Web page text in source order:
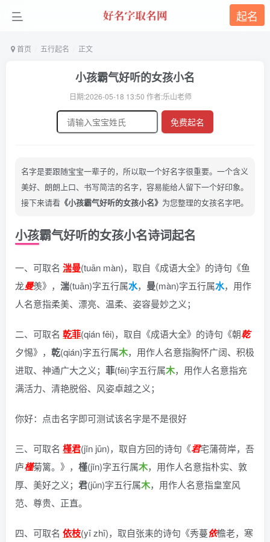
起名
首页 五行起名 正文
小孩霸气好听的女孩小名
日期:2026-05-18 13:50 作者:乐山老师
免费起名
名字是要跟随宝宝一辈子的，所以取一个好名字很重要。一个含义
美好、朗朗上口、书写简洁的名字，容易能给人留下一个好印象。
接下来请看 《小孩霸气好听的女孩小名》 为您整理的女孩名字吧。
小孩霸气好听的女孩小名诗词起名
一、可取名 湍曼(tuān màn)， 取自《成语大全》的诗句《鱼
龙曼羡》 ， 湍(tuān)字五行属水， 曼(màn)字五行属水，用作
人名意指柔美、漂亮、温柔、姿容曼妙之义；
二、可取名 乾菲(qián fēi)， 取自《成语大全》的诗句《朝乾
夕惕》 ， 乾(qián)字五行属木，用作人名意指胸怀广阔、积极
进取、神通广大之义； 菲(fēi)字五行属木，用作人名意指充
满活力、清艳脱俗、风姿卓越之义；
你好：点击名字即可测试该名字是不是很好
三、可取名 槿君(jǐn jūn)， 取自方回的诗句《君宅蒲荷岸，吾
庐槿菊篱。》 ， 槿(jǐn)字五行属木，用作人名意指朴实、敦
厚、美好之义； 君(jūn)字五行属木，用作人名意指皇室风
范、尊贵、正直。
四、可取名 依枝(yī zhī)， 取自张耒的诗句《秀蔓依檐老，寒